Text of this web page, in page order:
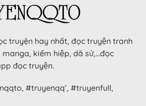
truyện hay nhất, đọc truyện tranh
kiếm hiệp, dã sử,…đọc
đọc truyện.
#truyenqq’, #truyenfull,